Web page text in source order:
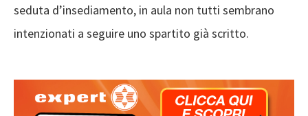
seduta d’insediamento, in aula non tutti sembrano
intenzionati a seguire uno spartito già scritto.